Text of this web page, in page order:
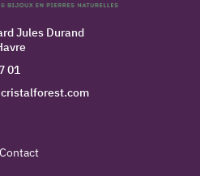
Jules Durand
01
Contact